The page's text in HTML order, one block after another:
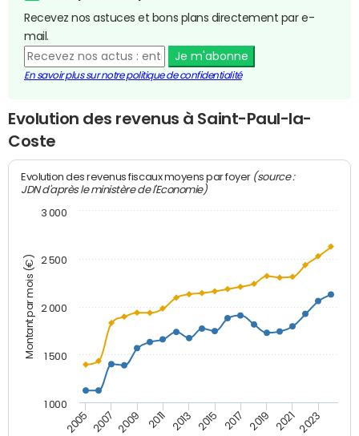
Recevez nos astuces et bons plans directement par e-
mail.
Je m'abonne
En savoir plus sur notre politique de confidentialité
Evolution des revenus à Saint-Paul-la-
Coste
Montant par mois (€)
Evolution des revenus fiscaux moyens par foyer (source :
JDN d'après le ministère de l'Economie)
2005 2007 2009 2011 2013 2015 2017 2019 2021 2023
1 000
1 500
2 000
2 500
3 000